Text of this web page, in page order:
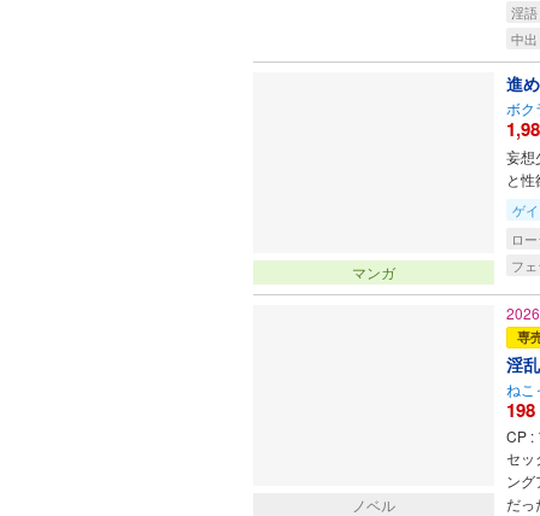
淫語
中
マンガ
進
ボク
妄想
と
ゲイ
ロ
フ
ノベル
専
淫
ねこ
198
CP :
セッ
ング
だっ